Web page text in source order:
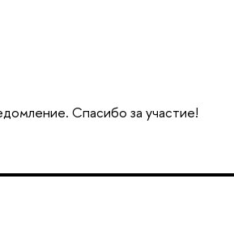
Спасибо за участие!